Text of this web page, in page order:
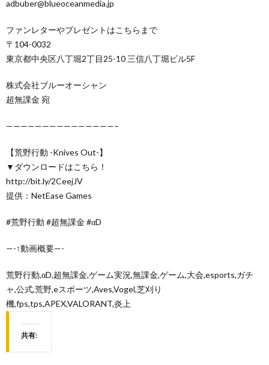
adbuber@blueoceanmedia.jp
ファンレターやプレゼントはこちらまで
〒104-0032
東京都中央区八丁堀2丁目25-10 三信八丁堀ビル5F
株式会社ブルーオーシャン
超無課金 宛
———————————————–
【荒野行動 -Knives Out-】
▼ダウンロードはこちら！
http://bit.ly/2CeejJV
提供：NetEase Games
#荒野行動 #超無課金 #αD
—-↑動画概要—-
荒野行動,αD,超無課金,ゲーム実況,無課金,ゲーム,大会,esports,ガチ
ャ,公式,荒野,eスポーツ,Aves,Vogel,芝刈り
機,fps,tps,APEX,VALORANT,炎上
共有: